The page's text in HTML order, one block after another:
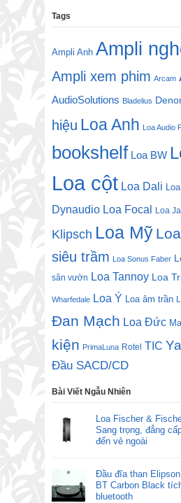
Tags
Ampli Anh Ampli
Ampli xem phim Arcam
AudioSolutions Bladelius
hiệu Loa Anh Loa Audio
bookshelf Loa BW
Loa cột Loa Dali
Dynaudio Loa Focal Loa
Klipsch Loa Mỹ
siêu trầm Loa Sonus Faber
sân vườn Loa Tannoy Loa
Wharfedale Loa Ý Loa âm trần
Đan Mạch Loa Đức
kiện PrimaLuna Rotel TIC
Đầu SACD/CD
Bài Viết Ngẫu Nhiên
Loa Fischer &
Sang trọng, đẳng
đến vẻ ngoài
Đầu đĩa than
BT Carbon Black
bluetooth